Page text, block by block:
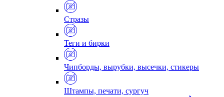
Стразы
Теги и бирки
Чипборды, вырубки, высечки, стикеры
Штампы, печати, сургуч